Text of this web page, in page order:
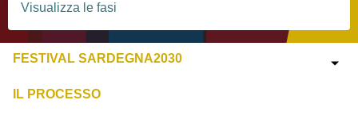
Visualizza le fasi
FESTIVAL SARDEGNA2030
IL PROCESSO